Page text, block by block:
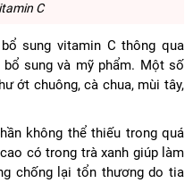
C
sung vitamin C thông qua
sung và mỹ phẩm. Một số
ớt chuông, cà chua, mùi tây,
không thể thiếu trong quá
có trong trà xanh giúp làm
chống lại tổn thương do tia